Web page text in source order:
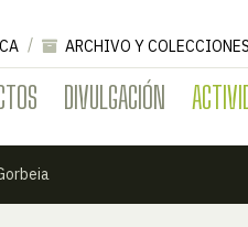
DIVULGACIÓN
ARCHIVO Y COLECCIONES